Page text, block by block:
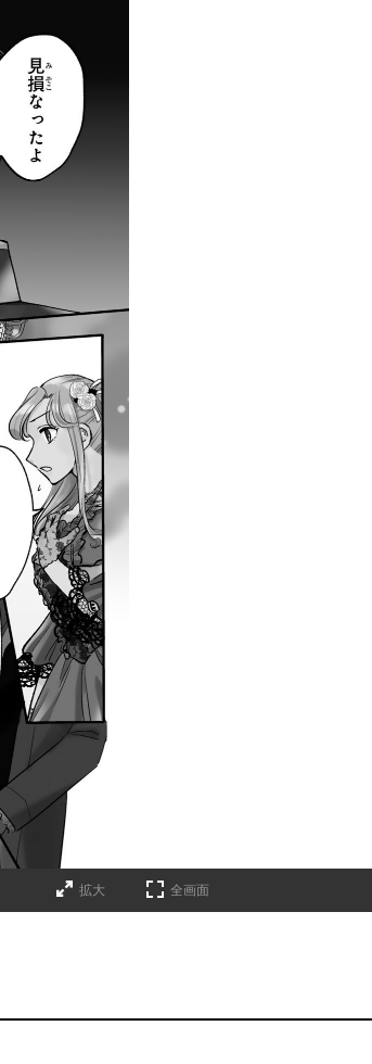
拡大 全画面